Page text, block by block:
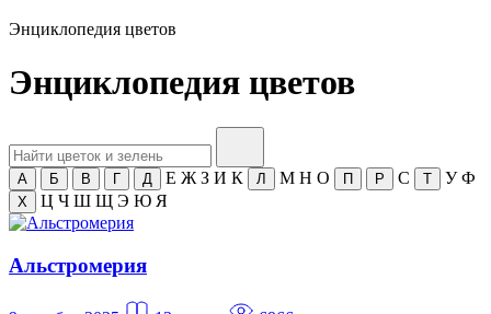
Энциклопедия цветов
Энциклопедия цветов
А Б В Г Д Е Ж З И К Л М Н О П Р С Т У Ф
Х Ц Ч Ш Щ Э Ю Я
Альстромерия